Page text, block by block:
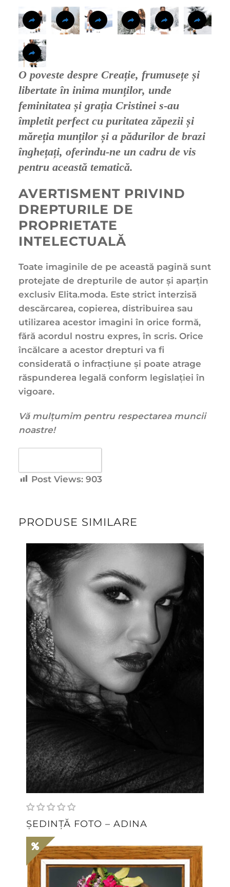
O poveste despre Creație, frumusețe și
libertateîn inima munților, unde
feminitatea și grația Cristineis-au
împletit perfect cu puritatea zăpeziiși
măreția munților și a pădurilor de brazi
înghețați, oferindu-ne un cadru de vis
pentru această tematică.
AVERTISMENT PRIVIND
DREPTURILE DE
PROPRIETATE
INTELECTUALĂ
Toate imaginile de pe această pagină sunt
protejate de drepturile de autor și aparțin
exclusiv Elita.moda. Este strict interzisă
descărcarea, copierea, distribuirea sau
utilizarea acestor imagini în orice formă,
fără acordul nostru expres, în scris. Orice
încălcare a acestor drepturi va fi
considerată o infracțiune și poate atrage
răspunderea legală conform legislației în
vigoare.
Vă mulțumim pentru respectarea muncii
noastre!
Post Views: 903
PRODUSE SIMILARE
ȘEDINȚĂ FOTO – ADINA